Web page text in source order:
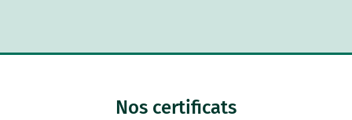
Nos certificats